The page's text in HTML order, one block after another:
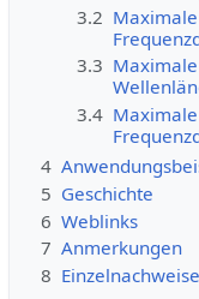
3.2
3.3
3.4
4
5 Geschichte
6 Weblinks
7 Anmerkungen
8 Einzelnachweise